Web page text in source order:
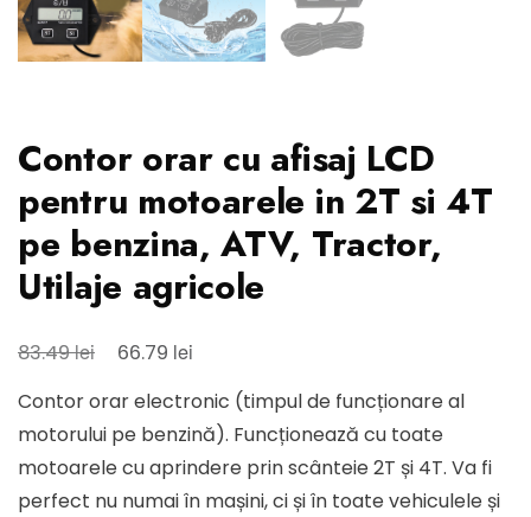
Contor orar cu afisaj LCD
pentru motoarele in 2T si 4T
pe benzina, ATV, Tractor,
Utilaje agricole
83.49lei
Prețul
a
fost:
83.49 lei.
66.79 lei
este:
66.79 lei.
Contor orar electronic (timpul de funcționare al
motorului pe benzină). Funcționează cu toate
motoarele cu aprindere prin scânteie 2T și 4T. Va fi
perfect nu numai în mașini, ci și în toate vehiculele și